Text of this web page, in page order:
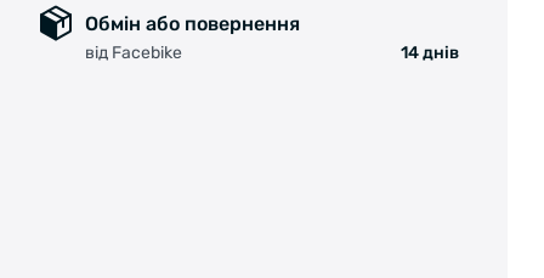
Технологія:
Safety Plus- технологія, спеціально
Обмін або повернення
від Facebike 14 днів